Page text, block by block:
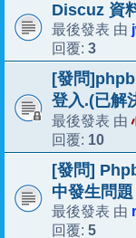
Discuz 資
最後發表 由
回覆: 3
[發問
登入.(已解
最後發表 由
回覆: 10
[發問]
中發生問題
最後發表 由
回覆: 5